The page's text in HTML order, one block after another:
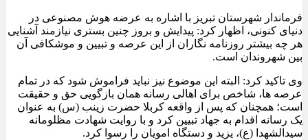
فرماندار شهرستان تبریز با اشاره به عرضه هوش مصنوعی در
دنیای کنونی، اظهار کرد: پیدایش و بروز چنین بستری نیازمند آشنایی
هر چه بیشتر روزنامه نگاران از این عرصه و تبیین و موشکافی آن
بین شهروندان است.
وی تاکید کرد: البته این موضوع نیز نباید فراموش شود که در تمام
عرصه ها، شاخص برای اهالی رسانه همان بازگویی حق و حقیقت
است؛ همچنان که پس از واقعه کربلا حضرت زینب (س) به عنوان
یک رسانه اقدام به جهاد تبیین کرد و با روایت شهادت مظلومانه
سیدالشهدا (ع)، یزید و دستگاه امویان را رسوا کرد.